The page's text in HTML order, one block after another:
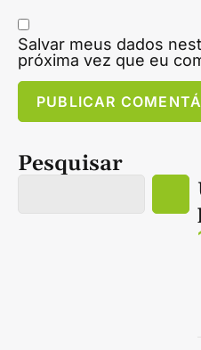
Salvar meus dados
próxima vez que eu
Pesquisar